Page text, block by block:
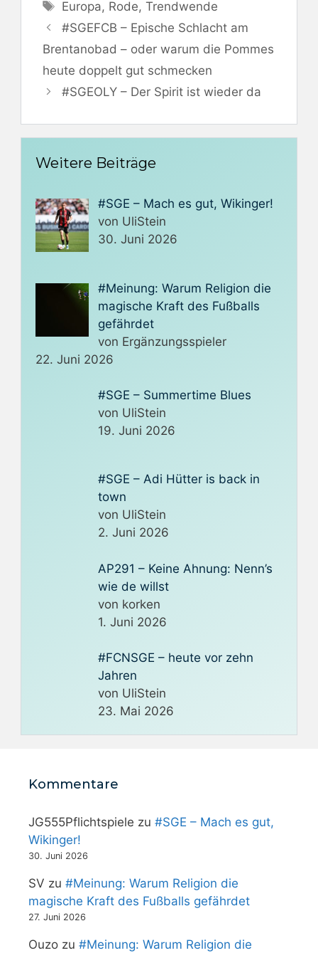
Schlagwörter
Europa, Rode,Trendwende
#SGEFCB – Epische Schlacht am
Brentanobad – oder warum die Pommes
heute doppelt gut schmecken
#SGEOLY – Der Spirit ist wieder da
Weitere Beiträge
#SGE – Mach es gut, Wikinger!
von UliStein
30. Juni 2026
#Meinung: Warum Religion die
magische Kraft des Fußballs
gefährdet
von Ergänzungsspieler
22. Juni 2026
#SGE – Summertime Blues
von UliStein
19. Juni 2026
#SGE – Adi Hütter is back in
town
von UliStein
2. Juni 2026
AP291 – Keine Ahnung: Nenn’s
wie de willst
von korken
1. Juni 2026
#FCNSGE – heute vor zehn
Jahren
von UliStein
23. Mai 2026
Kommentare
JG555Pflichtspiele zu #SGE – Mach es gut,
Wikinger!
30. Juni 2026
SV zu #Meinung: Warum Religion die
magische Kraft des Fußballs gefährdet
27. Juni 2026
Ouzo zu #Meinung: Warum Religion die